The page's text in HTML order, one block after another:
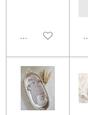
Uitgeschakeld